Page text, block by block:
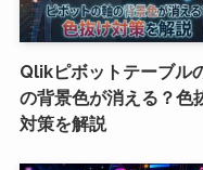
Qlikピボットテーブル
の背景色が消える？色
対策を解説